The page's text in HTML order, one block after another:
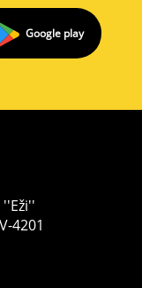
Google play
4201